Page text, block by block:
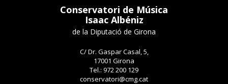
Conservatori de Música
Isaac Albéniz
de la Diputació de Girona
C/ Dr. Gaspar Casal, 5,
17001 Girona
Tel.: 972 200 129
conservatori@cmg.cat